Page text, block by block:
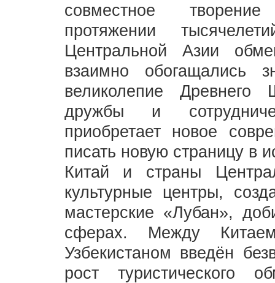
совместное
протяжении
Центральной Азии
взаимно обогащались
великолепие Древнего
дружбы и
приобретает новое
писать новую страницу в
Китай и страны
культурные центры,
мастерские «Лубан»,
сферах. Между
Узбекистаном введён
рост туристического